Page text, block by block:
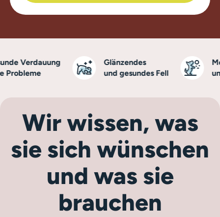
Verdauung
Glänzendes
und gesundes Fell
Wir wissen, was
sie sich wünschen
und was sie
brauchen